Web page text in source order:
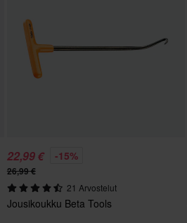
22,99 € -15%
26,99 €
21 Arvostelut
Jousikoukku Beta Tools